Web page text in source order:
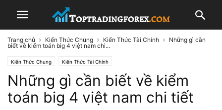
Trang chủ Kiến Thức Chung Kiến Thức Tài Chính
Những gì cần
biết về kiểm toán big 4 việt nam chi...
Kiến Thức Chung Kiến Thức Tài Chính
Những gì cần biết về kiểm
toán big 4 việt nam chi tiết